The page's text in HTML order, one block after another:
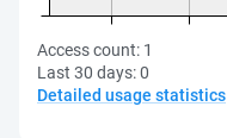
Access count: 1
Last 30 days:0
Detailed usage statistics